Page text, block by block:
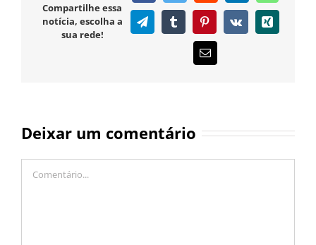
Compartilhe essa
notícia, escolha a
sua rede!
TelegramTumblr PinterestVk Xing
E-
mail
Deixar um comentário